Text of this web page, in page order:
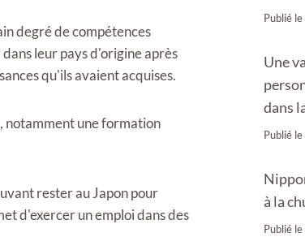
degré de compétences
leur pays d'origine après
qu'ils avaient acquises.
notamment une formation
rester au Japon pour
d'exercer un emploi dans des
Publié le
Une
dans
Publié le
à la
Publié le